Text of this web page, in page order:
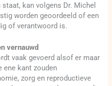
kan volgens Dr. Michel
worden geoordeeld of een
of verantwoord is.
vernauwd
vaak gevoerd alsof er maar
ene kant zouden
zorg en reproductieve